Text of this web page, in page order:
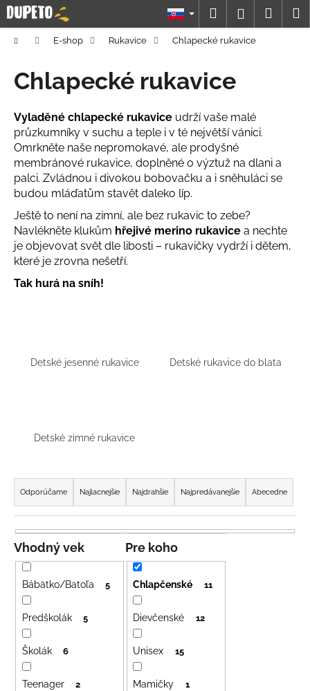
Prejsť
na
obsah
Hľadať
DomovE-shop Rukavice Chlapecké rukavice
Chlapecké rukavice
Vyladěné chlapecké rukavice udrží vaše malé
průzkumníky v suchu a teple i v té největší vánici.
Omrkněte naše nepromokavé, ale prodyšné
membránové rukavice, doplněné o výztuž na dlani a
palci. Zvládnou i divokou bobovačku a i sněhuláci se
budou mláďatům stavět daleko líp.
Ještě to není na zimní, ale bez rukavic to zebe?
Navlékněte klukům hřejivé merino rukavice a nechte
je objevovat svět dle libosti – rukavičky vydrží i dětem,
které je zrovna nešetří.
Tak hurá na sníh!
Detské jesenné rukavice Detské rukavice do blata
Detské zimné rukavice
R
a
d
e
n
i
p
o
d
u
Odporúčame Najlacnejšie Najdrahšie Najpredávanejšie Abecedne
Pre koho
Chlapčenské 11
Dievčenské 12
Unisex 15
Mamičky 1
Vhodný vek
Bábätko/Batoľa 5
Predškolák 5
Školák 6
Teenager 2
K
o
Č
o
p
o
t
r
e
b
u
j
e
t
e
O
d
p
m